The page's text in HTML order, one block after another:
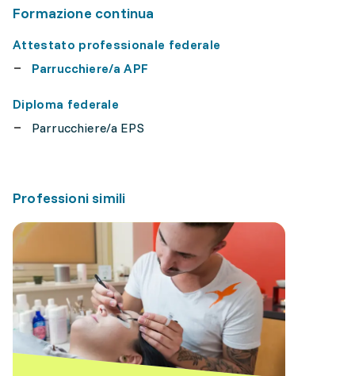
Formazione continua
Attestato professionale federale
Parrucchiere/a APF
Diploma federale
Parrucchiere/a EPS
Professioni simili